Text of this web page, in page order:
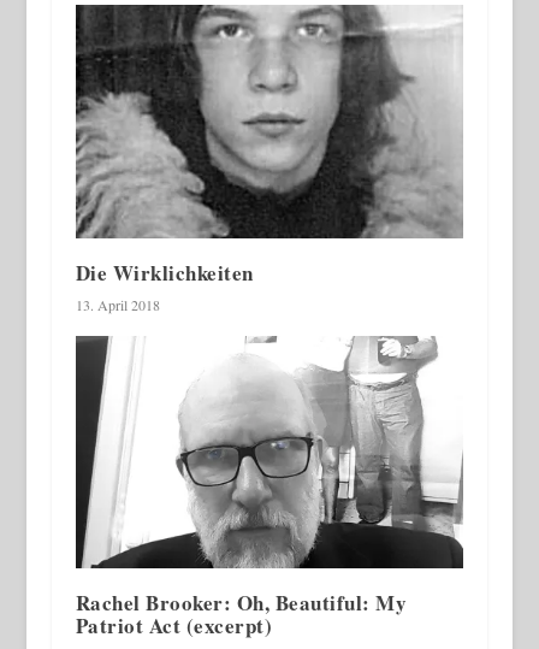
Die Wirklichkeiten
13. April 2018
Rachel Brooker: Oh, Beautiful: My
Patriot Act (excerpt)